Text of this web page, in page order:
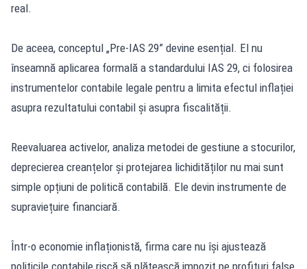
real.
De aceea, conceptul „Pre-IAS 29” devine esențial. El nu
înseamnă aplicarea formală a standardului IAS 29, ci folosirea
instrumentelor contabile legale pentru a limita efectul inflației
asupra rezultatului contabil și asupra fiscalității.
Reevaluarea activelor, analiza metodei de gestiune a stocurilor,
deprecierea creanțelor și protejarea lichidităților nu mai sunt
simple opțiuni de politică contabilă. Ele devin instrumente de
supraviețuire financiară.
Într-o economie inflaționistă, firma care nu își ajustează
politicile contabile riscă să plătească impozit pe profituri false